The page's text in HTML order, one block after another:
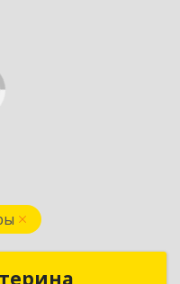
Екатерина